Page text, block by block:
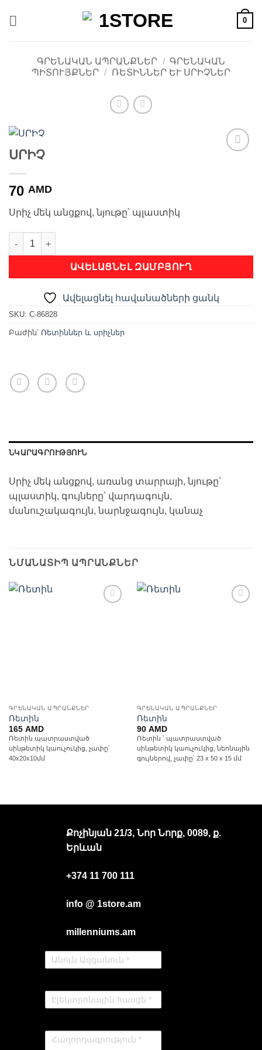
0
ԳՐԵՆԱԿԱՆ ԱՊՐԱՆՔՆԵՐ / ԳՐԵՆԱԿԱՆ
ՊԻՏՈՒՅՔՆԵՐ / ՌԵՏԻՆՆԵՐ ԵՒ ՍՐԻՉՆԵՐ
ՍՐԻՉ
70 AMD
Սրիչ մեկ անցքով, նյութը՝ պլաստիկ
ՍՐԻՉ quantity
ԱՎԵԼԱՑՆԵԼ ԶԱՄԲՅՈՒՂ
Ավելացնել հավանածների ցանկ
SKU: C-86828
Բաժին՝ Ռետիններ և սրիչներ
ՆԿԱՐԱԳՐՈՒԹՅՈՒՆ
Սրիչ մեկ անցքով, առանց տարրայի, նյութը՝
պլաստիկ, գույները՝ վարդագույն,
մանուշակագույն, նարնջագույն, կանաչ
ՆՄԱՆԱՏԻՊ ԱՊՐԱՆՔՆԵՐ
ԳՐԵՆԱԿԱՆ ԱՊՐԱՆՔՆԵՐ
Ռետին
165 AMD
Ռետին պատրաստված
սինթետիկ կաուչուկից, չափը՝
40x20x10մմ
ԳՐԵՆԱԿԱՆ ԱՊՐԱՆՔՆԵՐ
Ռետին
90 AMD
Ռետին ՝ պատրաստված
սինթետիկ կաուչուկից, նեոնային
գույներով, չափը՝ 23 x 50 x 15 մմ
Քոչինյան 21/3, Նոր Նորք, 0089, ք.
Երևան
+374 11 700 111
info @ 1store.am
millenniums.am